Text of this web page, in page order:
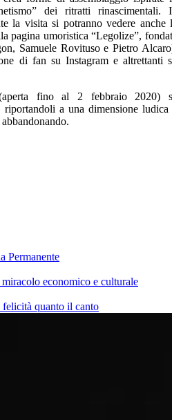
dei ritratti rinascimentali.
la visita si potranno vedere anche
pagina umoristica “Legolize”,
Samuele Rovituso e Pietro
di fan su Instagram e altrettanti
(aperta fino al 2 febbraio 2020)
riportandoli a una dimensione ludica
Permanente
economico e culturale
quanto il canto